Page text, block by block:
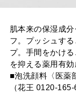
肌本来の保湿成
フ。プッシュす
プ。手間をかけ
を抑える薬用有効
■泡洗顔料〈医薬
（花王 0120-165-